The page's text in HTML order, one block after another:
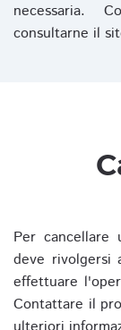
necessaria.
consultarne il
Per
deve rivolgersi
effettuare
Contattare il